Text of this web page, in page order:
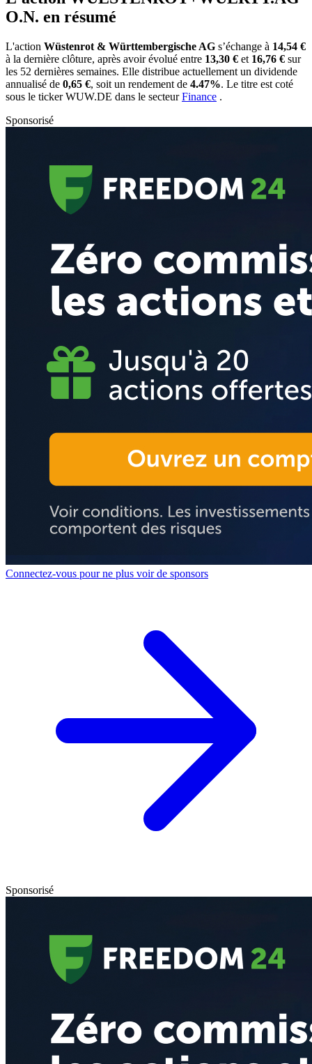
O.N. en résumé
L'action Wüstenrot & Württembergische AG s’échange à 14,54 €
à la dernière clôture, après avoir évolué entre 13,30 € et 16,76 € sur
les 52 dernières semaines. Elle distribue actuellement un dividende
annualisé de 0,65 €, soit un rendement de 4.47%. Le titre est coté
sous le tickerWUW.DE dans le secteurFinance .
Sponsorisé
Connectez-vous pour ne plus voir de sponsors
Sponsorisé